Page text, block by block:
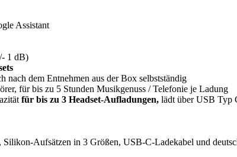
Assistant
1 dB)
nach dem Entnehmen aus der Box selbstständig
für bis zu 5 Stunden Musikgenuss / Telefonie je Ladung
für bis zu 3 Headset-Aufladungen, lädt über USB Typ
Aufsätzen in 3 Größen, USB-C-Ladekabel und